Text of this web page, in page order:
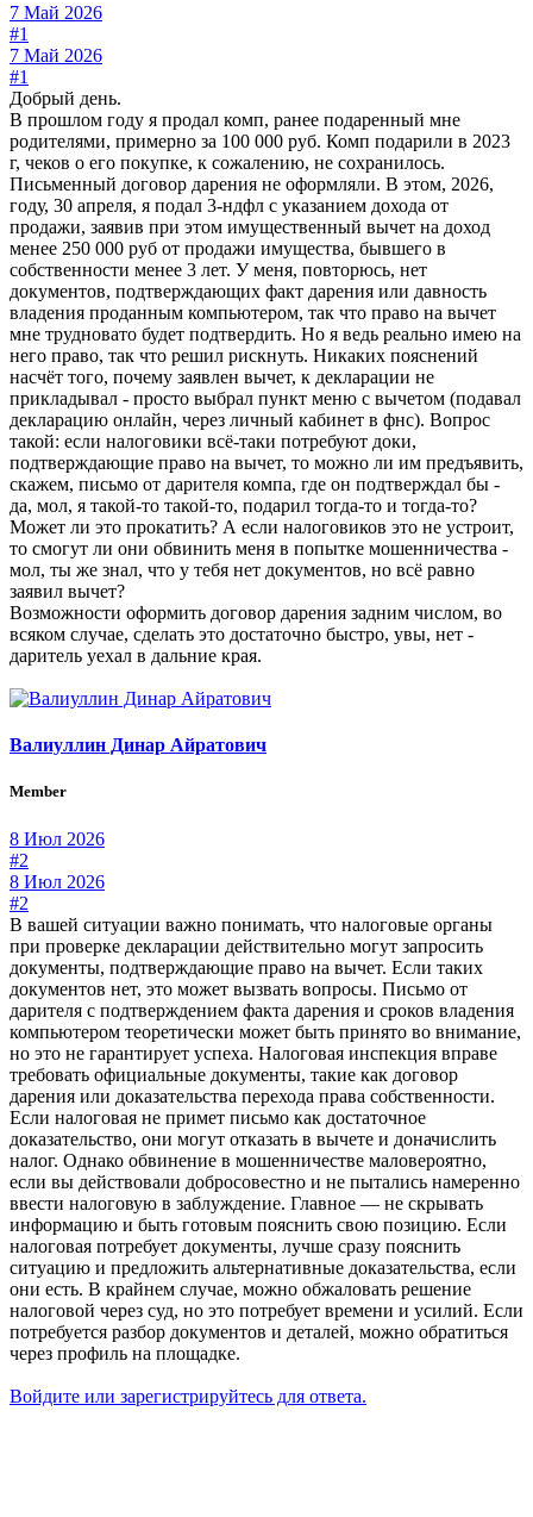
7 Май 2026
#1
7 Май 2026
#1
Добрый день.
В прошлом году я продал комп, ранее подаренный мне
родителями, примерно за 100 000 руб. Комп подарили в 2023
г, чеков о его покупке, к сожалению, не сохранилось.
Письменный договор дарения не оформляли. В этом, 2026,
году, 30 апреля, я подал 3-ндфл с указанием дохода от
продажи, заявив при этом имущественный вычет на доход
менее 250 000 руб от продажи имущества, бывшего в
собственности менее 3 лет. У меня, повторюсь, нет
документов, подтверждающих факт дарения или давность
владения проданным компьютером, так что право на вычет
мне трудновато будет подтвердить. Но я ведь реально имею на
него право, так что решил рискнуть. Никаких пояснений
насчёт того, почему заявлен вычет, к декларации не
прикладывал - просто выбрал пункт меню с вычетом (подавал
декларацию онлайн, через личный кабинет в фнс). Вопрос
такой: если налоговики всё-таки потребуют доки,
подтверждающие право на вычет, то можно ли им предъявить,
скажем, письмо от дарителя компа, где он подтверждал бы -
да, мол, я такой-то такой-то, подарил тогда-то и тогда-то?
Может ли это прокатить? А если налоговиков это не устроит,
то смогут ли они обвинить меня в попытке мошенничества -
мол, ты же знал, что у тебя нет документов, но всё равно
заявил вычет?
Возможности оформить договор дарения задним числом, во
всяком случае, сделать это достаточно быстро, увы, нет -
даритель уехал в дальние края.
Валиуллин Динар Айратович
Member
8 Июл 2026
#2
8 Июл 2026
#2
В вашей ситуации важно понимать, что налоговые органы
при проверке декларации действительно могут запросить
документы, подтверждающие право на вычет. Если таких
документов нет, это может вызвать вопросы. Письмо от
дарителя с подтверждением факта дарения и сроков владения
компьютером теоретически может быть принято во внимание,
но это не гарантирует успеха. Налоговая инспекция вправе
требовать официальные документы, такие как договор
дарения или доказательства перехода права собственности.
Если налоговая не примет письмо как достаточное
доказательство, они могут отказать в вычете и доначислить
налог. Однако обвинение в мошенничестве маловероятно,
если вы действовали добросовестно и не пытались намеренно
ввести налоговую в заблуждение. Главное — не скрывать
информацию и быть готовым пояснить свою позицию. Если
налоговая потребует документы, лучше сразу пояснить
ситуацию и предложить альтернативные доказательства, если
они есть. В крайнем случае, можно обжаловать решение
налоговой через суд, но это потребует времени и усилий. Если
потребуется разбор документов и деталей, можно обратиться
через профиль на площадке.
Войдите или зарегистрируйтесь для ответа.